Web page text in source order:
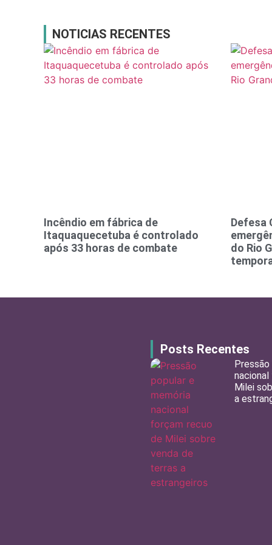
NOTICIAS RECENTES
Incêndio em fábrica de
Itaquaquecetuba é controlado
após 33 horas de combate
Defesa
do Rio
Posts Recentes
Pressão
Milei
a